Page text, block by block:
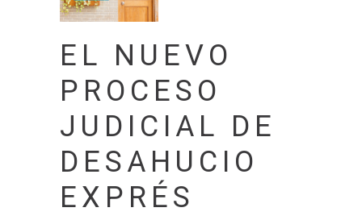
EL NUEVO
PROCESO
JUDICIAL DE
DESAHUCIO
EXPRÉS